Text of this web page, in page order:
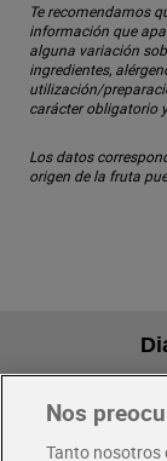
Te recomendamos
información que
alguna variación
ingredientes,
utilización/
carácter obligatorio
Los datos
origen de la fruta
Pide hoy,
Nos
Tanto